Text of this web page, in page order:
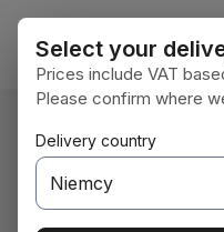
Przejdź do głównej
Jesteś tutaj: Home
Farby i lakiery
Select your
Prices include VAT
Please confirm where
Delivery country